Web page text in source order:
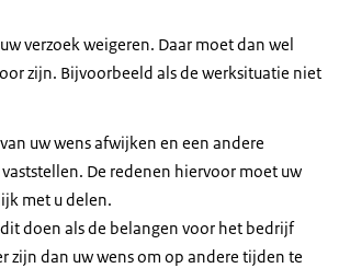
verzoek weigeren. Daar moet dan wel
zijn. Bijvoorbeeld als de werksituatie niet
uw wens afwijken en een andere
De redenen hiervoor moet uw
met u delen.
doen als de belangen voor het bedrijf
zijn dan uw wens om op andere tijden te